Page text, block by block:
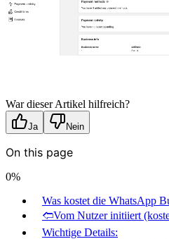
War dieser Artikel hilfreich?
Ja Nein
On this page
0%
Was kostet die WhatsApp
🢢Vom Nutzer initiiert
Wichtige Details: